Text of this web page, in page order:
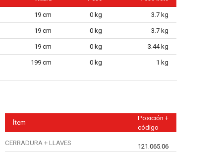
19 cm 0 kg 3.7 kg
19 cm 0 kg 3.7 kg
19 cm 0 kg 3.44 kg
199 cm 0 kg 1 kg
Ítem
Posición +
código
CERRADURA + LLAVES 121.065.06